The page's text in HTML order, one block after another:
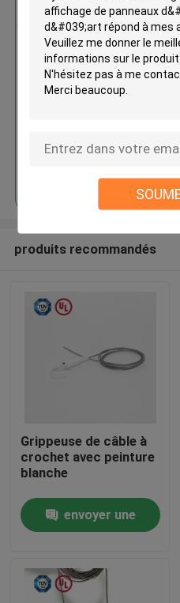
Maison
Vidéos
laiton
produits recommandés
Grippeuse de câble à
crochet avec peinture
blanche
envoyer une